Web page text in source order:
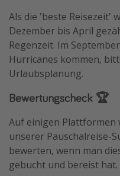
Als die 'beste Reisezeit'
Dezember bis April
Regenzeit. Im
Hurricanes kommen,
Urlaubsplanung.
Bewertungscheck 🏆
Auf einigen Plattformen
unserer Pauschalreise-
bewerten, wenn man
gebucht und bereist hat.